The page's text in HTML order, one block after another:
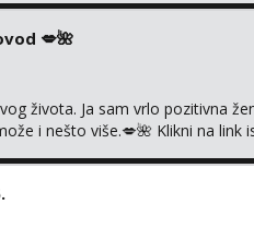
💋🌺
života. Ja sam vrlo pozitivna
i nešto više.💋🌺 Klikni na link